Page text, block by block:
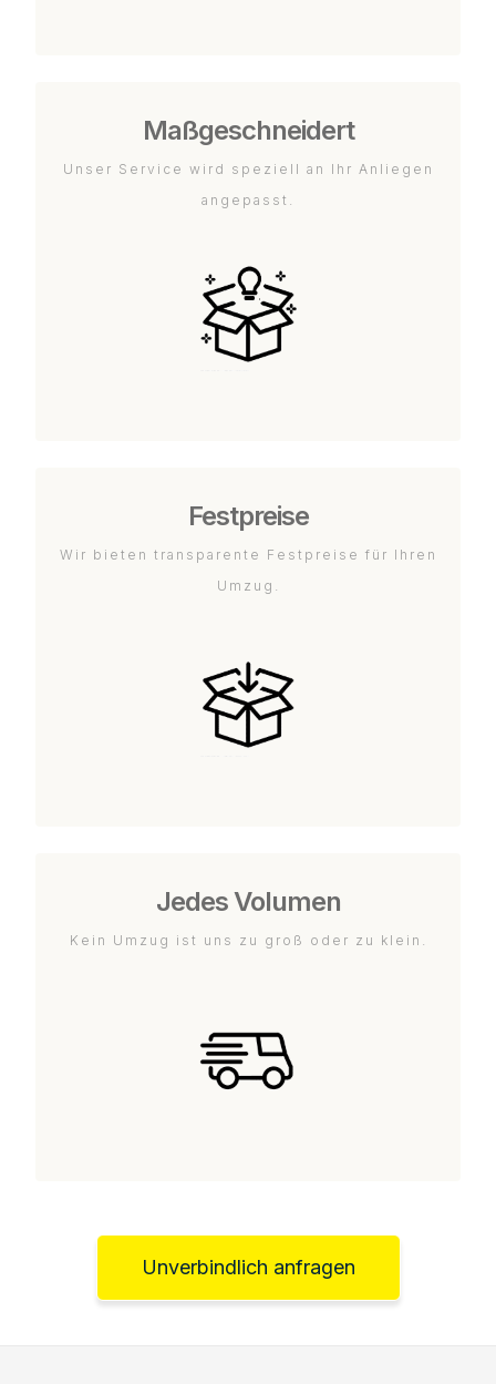
Maßgeschneidert
Unser Service wird speziell an Ihr Anliegen
angepasst.
Festpreise
Wir bieten transparente Festpreise für Ihren
Umzug.
Jedes Volumen
Kein Umzug ist uns zu groß oder zu klein.
Unverbindlich anfragen